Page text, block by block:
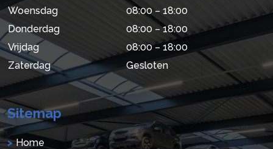
Woensdag
08:00 – 18:00
Donderdag
08:00 – 18:00
Vrijdag
08:00 – 18:00
Zaterdag
Gesloten
Sitemap
Home